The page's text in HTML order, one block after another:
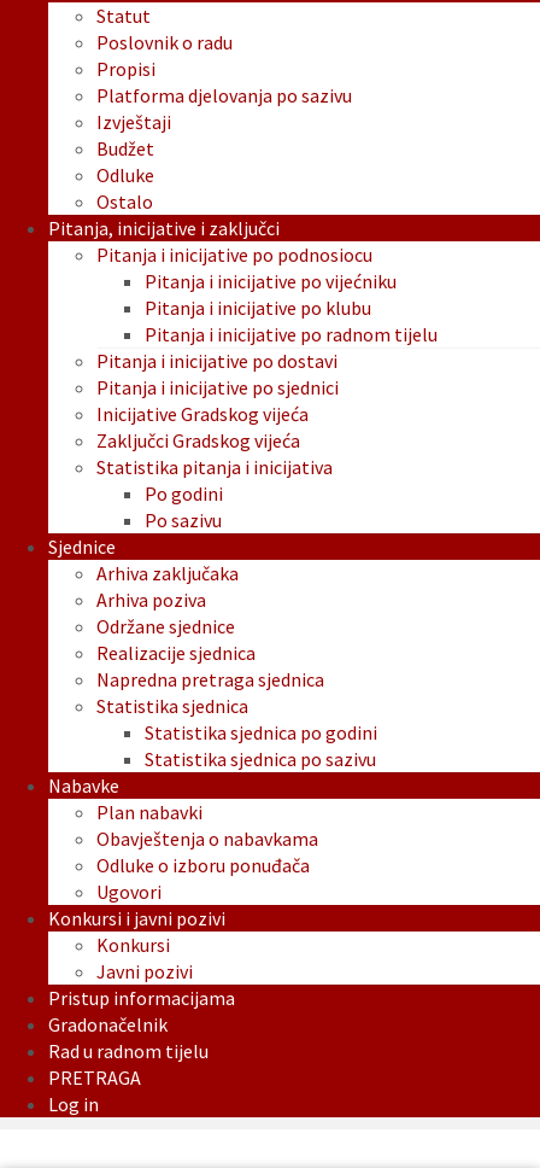
Statut
Poslovnik o radu
Propisi
Platforma djelovanja po sazivu
Izvještaji
Budžet
Odluke
Ostalo
Pitanja, inicijative i zaključci
Pitanja i inicijative po podnosiocu
Pitanja i inicijative po vijećniku
Pitanja i inicijative po klubu
Pitanja i inicijative po radnom tijelu
Pitanja i inicijative po dostavi
Pitanja i inicijative po sjednici
Inicijative Gradskog vijeća
Zaključci Gradskog vijeća
Statistika pitanja i inicijativa
Po godini
Po sazivu
Sjednice
Arhiva zaključaka
Arhiva poziva
Održane sjednice
Realizacije sjednica
Napredna pretraga sjednica
Statistika sjednica
Statistika sjednica po godini
Statistika sjednica po sazivu
Nabavke
Plan nabavki
Obavještenja o nabavkama
Odluke o izboru ponuđača
Ugovori
Konkursi i javni pozivi
Konkursi
Javni pozivi
Pristup informacijama
Gradonačelnik
Rad u radnom tijelu
PRETRAGA
Log in